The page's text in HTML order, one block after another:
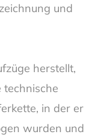
und
herstellt,
technische
in der er
wurden und